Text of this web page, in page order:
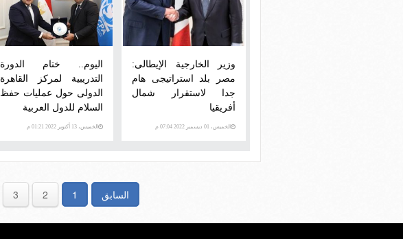
وزير الخارجية الإيطالى:
مصر بلد استراتيجى هام
جدا لاستقرار شمال
أفريقيا
الخميس، 01 ديسمبر 2022 07:04 م
اليوم.. ختام الدورة
التدريبية لمركز القاهرة
الدولى حول عمليات حفظ
السلام للدول العربية
الخميس، 13 أكتوبر 2022 01:21 م
السابق 1
2
3